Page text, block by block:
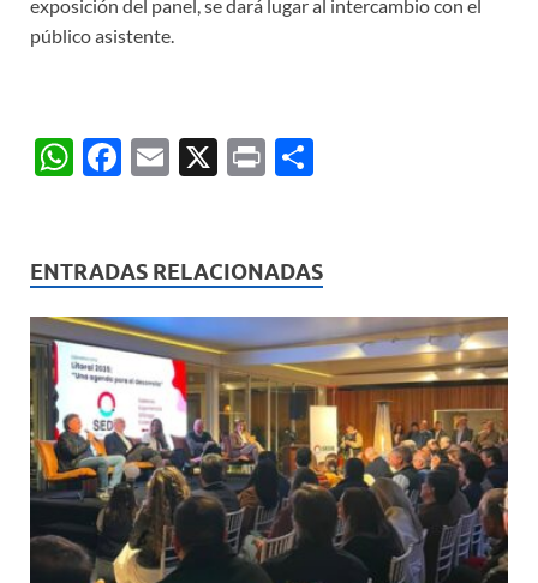
exposición del panel, se dará lugar al intercambio con el
público asistente.
W
s
A
p
p
F
b
o
o
k
E
X
P
p
ar
ti
r
ENTRADAS RELACIONADAS